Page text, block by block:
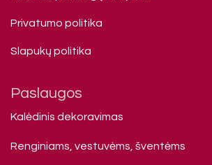
Privatumo politika
Slapukų politika
Paslaugos
Kalėdinis dekoravimas
Renginiams, vestuvėms, šventėms